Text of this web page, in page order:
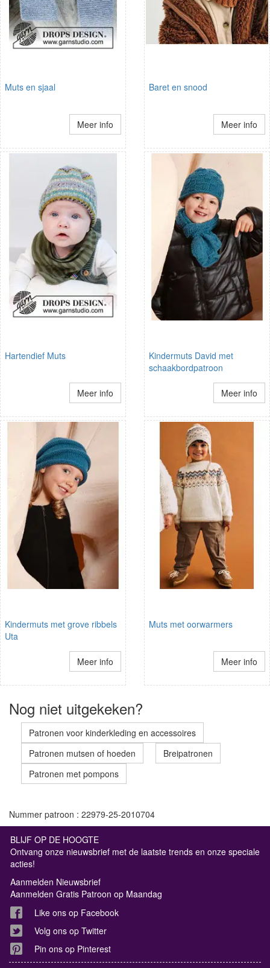
Muts en sjaal
Meer info
Baret en snood
Meer info
Hartendief Muts
Meer info
Kindermuts David met
schaakbordpatroon
Meer info
Kindermuts met grove ribbels
Uta
Meer info
Muts met oorwarmers
Meer info
Nog niet uitgekeken?
Patronen voor kinderkleding en accessoires
Patronen mutsen of hoeden
Breipatronen
Patronen met pompons
Nummer patroon : 22979-25-2010704
BLIJF OP DE HOOGTE
Ontvang onze nieuwsbrief met de laatste trends en onze speciale
acties!
Aanmelden Nieuwsbrief
Aanmelden Gratis Patroon op Maandag
Like ons op Facebook
Volg ons op Twitter
Pin ons op Pinterest